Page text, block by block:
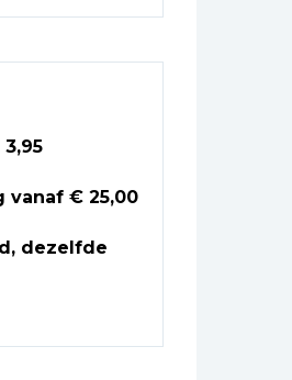
vanaf € 25,00
dezelfde